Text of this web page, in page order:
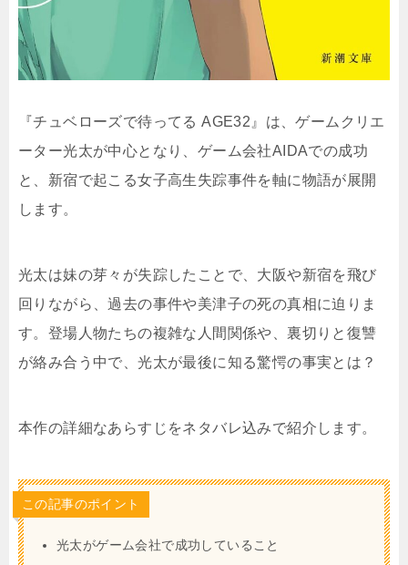
『チュベローズで待ってる AGE32』は、ゲームクリエ
ーター光太が中心となり、ゲーム会社AIDAでの成功
と、新宿で起こる女子高生失踪事件を軸に物語が展開
します。
光太は妹の芽々が失踪したことで、大阪や新宿を飛び
回りながら、過去の事件や美津子の死の真相に迫りま
す。登場人物たちの複雑な人間関係や、裏切りと復讐
が絡み合う中で、光太が最後に知る驚愕の事実とは？
本作の詳細なあらすじをネタバレ込みで紹介します。
この記事のポイント
光太がゲーム会社で成功していること